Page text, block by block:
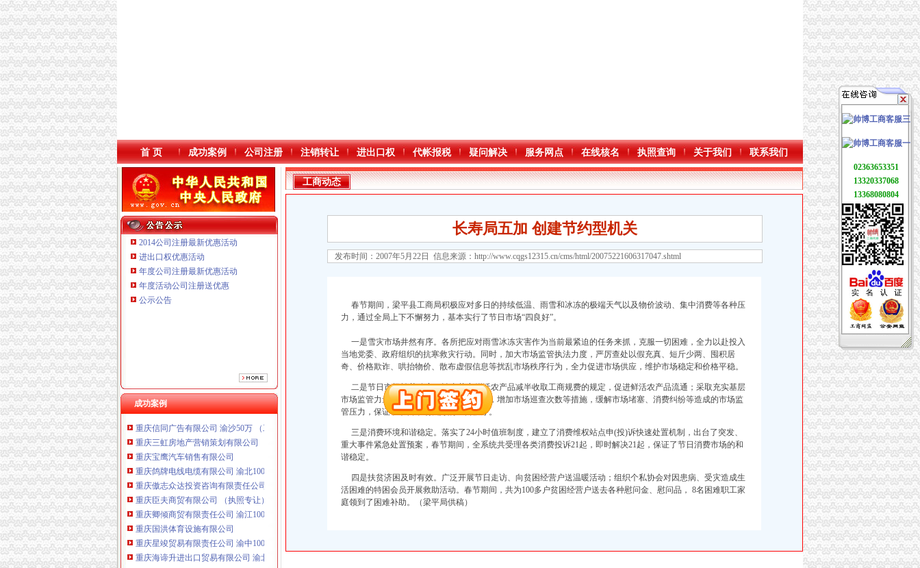
本站导航
首 页 成功案例 公司注册 注销转让 进出口权 代帐报税 疑问解决 服务网点 在线核名 执照查询 关于我们 联系我们
2014公司注册最新优惠活动
进出口权优惠活动
年度公司注册最新优惠活动
年度活动公司注册送优惠
公示公告
成功案例
重庆鸽牌电线电缆有限公司 渝北10010万 (进出口权)
重庆傲志众达投资咨询有限责任公司 渝九1000万 （增资）
重庆星竣贸易有限责任公司 渝中100万 （进出口权）
重庆海谛升进出口贸易有限公司 渝北100万 （进出口权）
重庆奕欣锦诚商贸有限公司 渝九50万 （工商注册）
重庆信同广告有限公司 渝沙50万 （工商注册）
重庆三虹房地产营销策划有限公司
重庆宝鹰汽车销售有限公司
重庆鸽牌电线电缆有限公司 渝北10010万 (进出口权)
重庆傲志众达投资咨询有限责任公司 渝九1000万 （增资）
重庆臣夫商贸有限公司 （执照专让）
重庆卿倾商贸有限责任公司 渝江100万 （工商注册）
重庆国洪体育设施有限公司
重庆星竣贸易有限责任公司 渝中100万 （进出口权）
重庆海谛升进出口贸易有限公司 渝北100万 （进出口权）
重庆奕欣锦诚商贸有限公司 渝九50万 （工商注册）
工商动态
长寿局五加 创建节约型机关
发布时间：2007年5月22日 信息来源： http://www.cqgs12315.cn/cms/html/20075221606317047.shtml
春节期间，梁平县工商局积极应对多日的持续低温、雨雪和冰冻的极端天气以及物价波动、集中消费等各种压
力，通过全局上下不懈努力，基本实行了节日市场“四良好”。
一是雪灾市场井然有序。各所把应对雨雪冰冻灾害作为当前最紧迫的任务来抓，克服一切困难，全力以赴投入
当地党委、政府组织的抗寒救灾行动。同时，加大市场监管执法力度，严厉查处以假充真、短斤少两、囤积居
奇、价格欺诈、哄抬物价、散布虚假信息等扰乱市场秩序行为，全力促进市场供应，维护市场稳定和价格平稳。
二是节日市场繁荣稳定。认真落实鲜活农产品减半收取工商规费的规定，促进鲜活农产品流通；采取充实基层
市场监管力量，设立市场监管岗、服务台，增加市场巡查次数等措施，缓解市场堵塞、消费纠纷等造成的市场监
管压力，保证了节日市场良好的经营秩序。
三是消费环境和谐稳定。落实了24小时值班制度，建立了消费维权站点申(投)诉快速处置机制，出台了突发、
重大事件紧急处置预案，春节期间，全系统共受理各类消费投诉21起，即时解决21起，保证了节日消费市场的和
谐稳定。
四是扶贫济困及时有效。广泛开展节日走访、向贫困经营户送温暖活动；组织个私协会对因患病、受灾造成生
活困难的特困会员开展救助活动。春节期间，共为100多户贫困经营户送去各种慰问金、慰问品， 8名困难职工家
庭领到了困难补助。（梁平局供稿）
02363653351
13320337068
13368080804